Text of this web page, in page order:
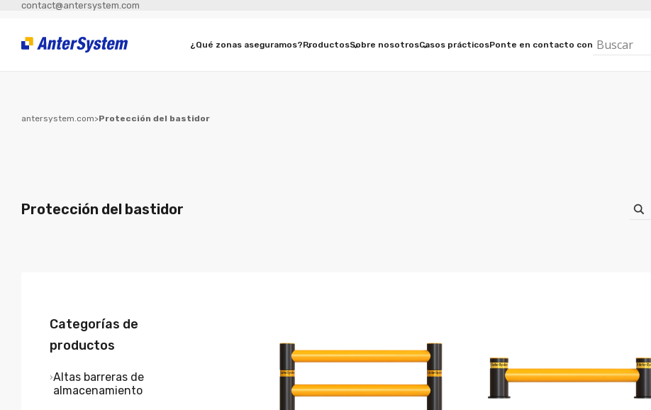
contact@antersystem.com
¿Qué zonas aseguramos?ProductosSobre nosotrosCasos prácticosPonte en contacto con
antersystem.com>Protección del bastidor
Protección del bastidor
Categorías de
productos
Altas barreras de
almacenamiento